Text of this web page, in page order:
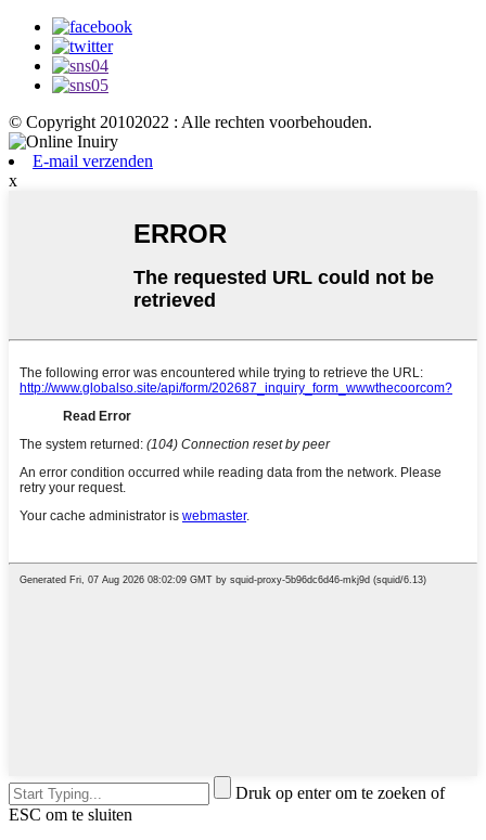
© Copyright 20102022 : Alle rechten voorbehouden.
E-mail verzenden
x
Druk op enter om te zoeken of
ESC om te sluiten